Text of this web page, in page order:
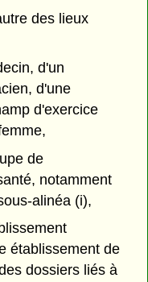
des lieux
d'un
d'une
d'exercice
de
notamment
alinéa (i),
établissement de
dossiers liés à